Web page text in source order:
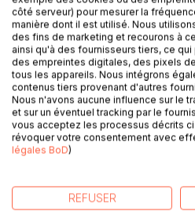
LIVRE 5,00 € EBOOK 3,99 €
3,99 €
TVA incluse
Téléchargement disponible dès
Ajouter à ma liste d'envies
côté serveur) pour mesurer la
manière dont il est utilisé. Nous
des fins de marketing et recourons à
ainsi qu'à des fournisseurs tiers, ce
des empreintes digitales, des pixels
tous les appareils. Nous intégrons
contenus tiers provenant d'autres
Nous n'avons aucune influence sur le
et sur un éventuel tracking par le
vous acceptez les processus décrits
révoquer votre consentement avec
légales BoD)
REFUSER